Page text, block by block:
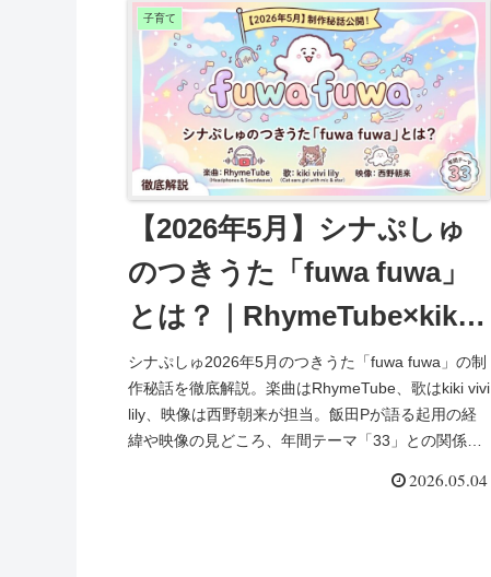
子育て
【2026年5月】シナぷしゅ
のつきうた「fuwa fuwa」
とは？｜RhymeTube×kiki
vivi lily×西野朝来
シナぷしゅ2026年5月のつきうた「fuwa fuwa」の制
作秘話を徹底解説。楽曲はRhymeTube、歌はkiki vivi
lily、映像は西野朝来が担当。飯田Pが語る起用の経
緯や映像の見どころ、年間テーマ「33」との関係を
2026.05.04